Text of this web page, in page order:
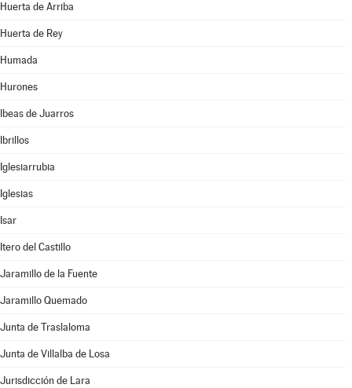
Huerta de Arriba
Huerta de Rey
Humada
Hurones
Ibeas de Juarros
Ibrillos
Iglesiarrubia
Iglesias
Isar
Itero del Castillo
Jaramillo de la Fuente
Jaramillo Quemado
Junta de Traslaloma
Junta de Villalba de Losa
Jurisdicción de Lara